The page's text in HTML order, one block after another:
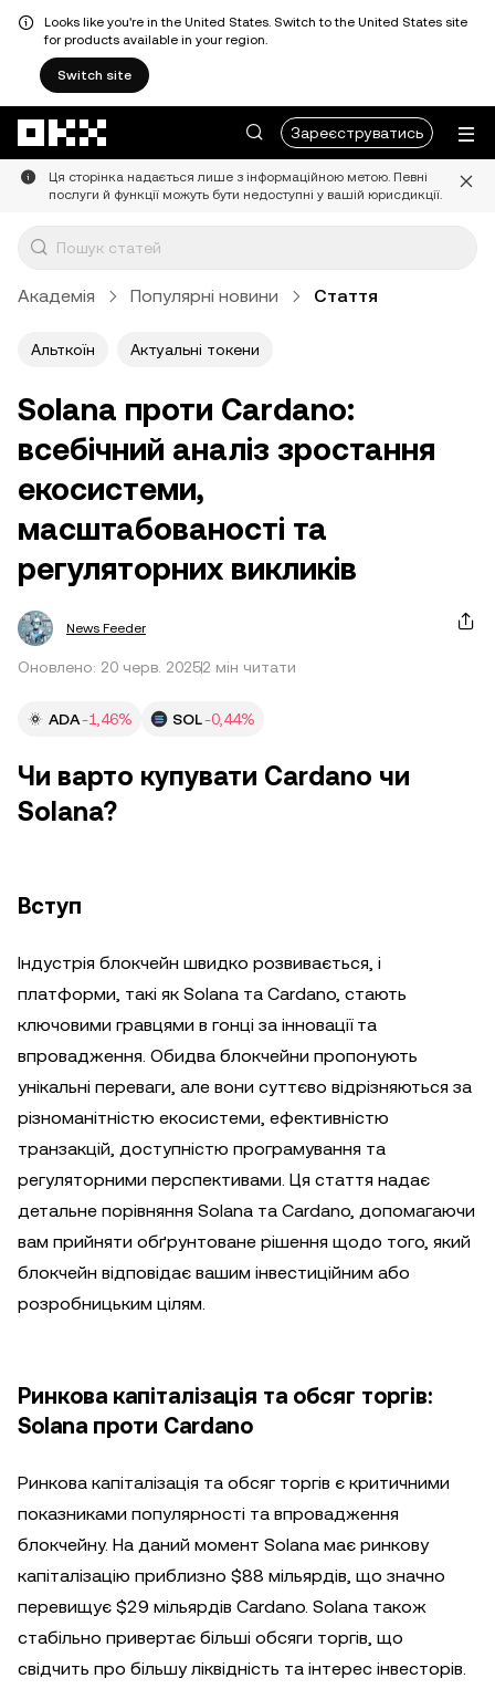
Looks like you're in the United States. Switch to the United States site
for products available in your region.
Switch site
Зареєструватись
Ця сторінка надається лише з інформаційною метою. Певні
послуги й функції можуть бути недоступні у вашій юрисдикції.
Академія Популярні новини Стаття
Альткоїн Актуальні токени
Solana проти Cardano:
всебічний аналіз зростання
екосистеми,
масштабованості та
регуляторних викликів
News Feeder
Оновлено: 20 черв. 20252 мін читати
ADA-1,46% SOL-0,44%
Чи варто купувати Cardano чи
Solana?
Вступ
Індустрія блокчейн швидко розвивається, і
платформи, такі як Solana та Cardano, стають
ключовими гравцями в гонці за інновації та
впровадження. Обидва блокчейни пропонують
унікальні переваги, але вони суттєво відрізняються за
різноманітністю екосистеми, ефективністю
транзакцій, доступністю програмування та
регуляторними перспективами. Ця стаття надає
детальне порівняння Solana та Cardano, допомагаючи
вам прийняти обґрунтоване рішення щодо того, який
блокчейн відповідає вашим інвестиційним або
розробницьким цілям.
Ринкова капіталізація та обсяг торгів:
Solana проти Cardano
Ринкова капіталізація та обсяг торгів є критичними
показниками популярності та впровадження
блокчейну. На даний момент Solana має ринкову
капіталізацію приблизно $88 мільярдів, що значно
перевищує $29 мільярдів Cardano. Solana також
стабільно привертає більші обсяги торгів, що
свідчить про більшу ліквідність та інтерес інвесторів.